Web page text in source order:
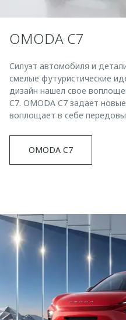
Одежда и сувениры
Оригинальные аксессуары
Запчасти
Трейд-ин
Калькулятор трейд-ин
O&J Автоклуб
Приложение O&J
Аксессуары
Одежда и сувениры
Оригинальные аксессуары
Запчасти
Обратная связь
OMODA C7
Силуэт автомобиля и
смелые футуристические
дизайн нашел свое
C7. OMODA C7 задает
воплощает в себе
OMODA C7